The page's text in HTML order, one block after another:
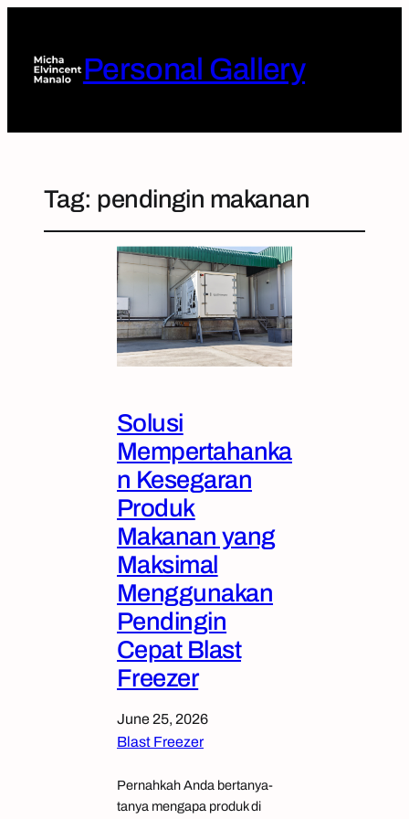
Personal Gallery
Tag: pendingin makanan
Solusi
Mempertahanka
n Kesegaran
Produk
Makanan yang
Maksimal
Menggunakan
Pendingin
Cepat Blast
Freezer
June 25, 2026
Blast Freezer
Pernahkah Anda bertanya-
tanya mengapa produk di